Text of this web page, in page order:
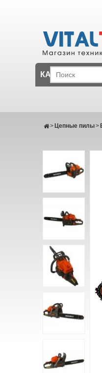
КАТАЛОГ
Цепные пилы
> >